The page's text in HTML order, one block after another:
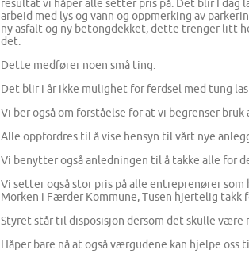
resultat vi håper alle setter pris på. Det blir I dag
arbeid med lys og vann og oppmerking av
ny asfalt og ny betongdekket, dette trenger litt
det.
Dette medfører noen små ting:
Det blir i år ikke mulighet for ferdsel med tung
Vi ber også om forståelse for at vi begrenser bruk
Alle oppfordres til å vise hensyn til vårt nye
Vi benytter også anledningen til å takke alle for
Vi setter også stor pris på alle entreprenører
Morken i Færder Kommune, Tusen hjertelig takk
Styret står til disposisjon dersom det skulle være
Håper bare nå at også værgudene kan hjelpe oss